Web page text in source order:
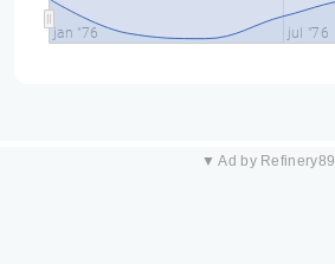
jan "76 jul "76
▼ Ad by Refinery89